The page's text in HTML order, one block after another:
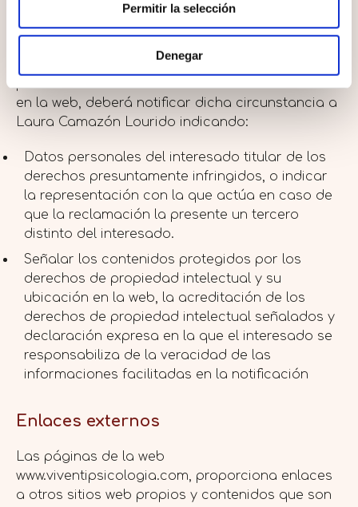
Permitir la selección
Denegar
En el caso de que un usuario o un tercero
sus legítimos derechos de propiedad intelectual
en la web, deberá notificar dicha circunstancia a
Laura Camazón Lourido indicando:
Datos personales del interesado titular de los
derechos presuntamente infringidos, o indicar
la representación con la que actúa en caso de
que la reclamación la presente un tercero
distinto del interesado.
Señalar los contenidos protegidos por los
derechos de propiedad intelectual y su
ubicación en la web, la acreditación de los
derechos de propiedad intelectual señalados y
declaración expresa en la que el interesado se
responsabiliza de la veracidad de las
informaciones facilitadas en la notificación
Enlaces externos
Las páginas de la web
www.viventipsicologia.com, proporciona enlaces
a otros sitios web propios y contenidos que son